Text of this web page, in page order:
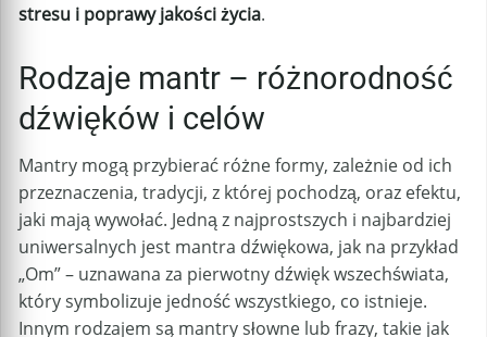
stresu i poprawy jakości życia.
Rodzaje mantr – różnorodność
dźwięków i celów
Mantry mogą przybierać różne formy, zależnie od ich
przeznaczenia, tradycji, z której pochodzą, oraz efektu,
jaki mają wywołać. Jedną z najprostszych i najbardziej
uniwersalnych jest mantra dźwiękowa, jak na przykład
„Om” – uznawana za pierwotny dźwięk wszechświata,
który symbolizuje jedność wszystkiego, co istnieje.
Innym rodzajem są mantry słowne lub frazy, takie jak